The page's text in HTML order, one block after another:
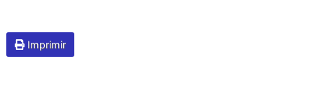
Imprimir